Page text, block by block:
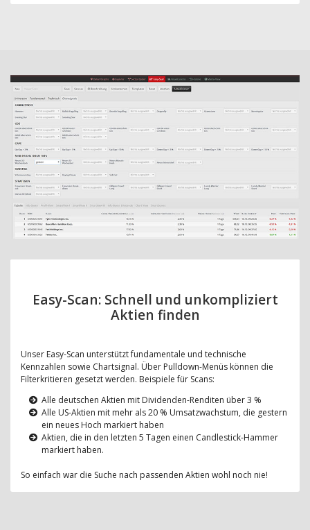
Easy-Scan: Schnell und unkompliziert
Aktien finden
Unser Easy-Scan unterstützt fundamentale und technische
Kennzahlen sowie Chartsignal. Über Pulldown-Menüs können die
Filterkritieren gesetzt werden. Beispiele für Scans:
Alle deutschen Aktien mit Dividenden-Renditen über 3 %
Alle US-Aktien mit mehr als 20 % Umsatzwachstum, die gestern
ein neues Hoch markiert haben
Aktien, die in den letzten 5 Tagen einen Candlestick-Hammer
markiert haben.
So einfach war die Suche nach passenden Aktien wohl noch nie!